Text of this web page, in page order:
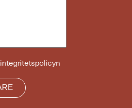
integritetspolicyn